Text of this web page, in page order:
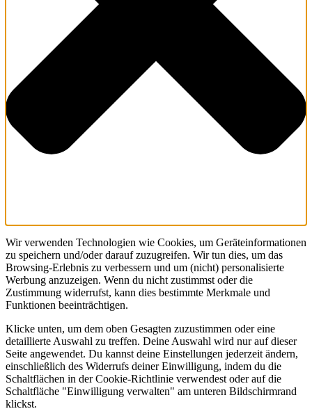
Wir verwenden Technologien wie Cookies, um Geräteinformationen
zu speichern und/oder darauf zuzugreifen. Wir tun dies, um das
Browsing-Erlebnis zu verbessern und um (nicht) personalisierte
Werbung anzuzeigen. Wenn du nicht zustimmst oder die
Zustimmung widerrufst, kann dies bestimmte Merkmale und
Funktionen beeinträchtigen.
Klicke unten, um dem oben Gesagten zuzustimmen oder eine
detaillierte Auswahl zu treffen. Deine Auswahl wird nur auf dieser
Seite angewendet. Du kannst deine Einstellungen jederzeit ändern,
einschließlich des Widerrufs deiner Einwilligung, indem du die
Schaltflächen in der Cookie-Richtlinie verwendest oder auf die
Schaltfläche "Einwilligung verwalten" am unteren Bildschirmrand
klickst.